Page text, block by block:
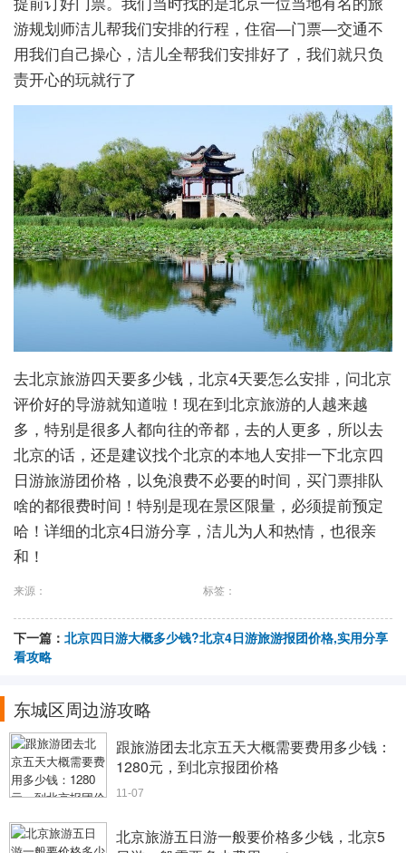
游规划师洁儿帮我们安排的行程，住宿—门票—交通不
用我们自己操心，洁儿全帮我们安排好了，我们就只负
责开心的玩就行了
去北京旅游四天要多少钱，北京4天要怎么安排，问北京
评价好的导游就知道啦！现在到北京旅游的人越来越
多，特别是很多人都向往的帝都，去的人更多，所以去
北京的话，还是建议找个北京的本地人安排一下北京四
日游旅游团价格，以免浪费不必要的时间，买门票排队
啥的都很费时间！特别是现在景区限量，必须提前预定
哈！详细的北京4日游分享，洁儿为人和热情，也很亲
和！
来源： 标签：
下一篇： 北京四日游大概多少钱?北京4日游旅游报团价格,实用分享
看攻略
东城区周边游攻略
跟旅游团去北京五天大概需要费用多少钱：
1280元，到北京报团价格
11-07
北京旅游五日游一般要价格多少钱，北京5